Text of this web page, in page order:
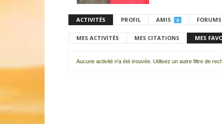
ACTIVITÉS PROFIL AMIS 0 FORUMS
MES ACTIVITÉS MES CITATIONS MES
Aucune activité n'a été trouvée. Utilisez un autre filtre de